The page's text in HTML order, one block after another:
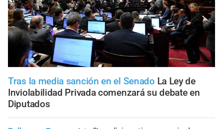
Tras la media sanción en el Senado La Ley de
Inviolabilidad Privada comenzará su debate en
Diputados